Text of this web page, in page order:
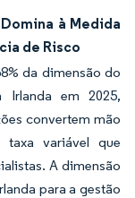
à Medida
de Risco
da dimensão do
Irlanda em 2025,
convertem mão
variável que
A dimensão
para a gestão